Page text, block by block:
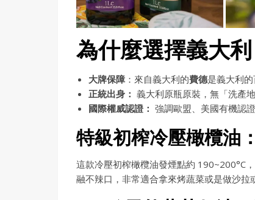
為什麼選擇義大
大牌保障 ：來自義大利的費德是義大利
正統出身： 義大利原瓶原裝，無「洗產
國際權威認證： 強調歐盟、美國有機認
特級初榨冷壓橄欖油
這款冷壓初榨橄欖油發煙點約 190~200°C
融不辣口，非常適合拿來烤蔬菜或是做沙拉